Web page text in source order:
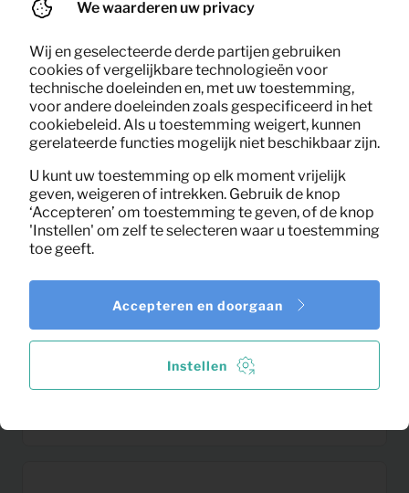
10,92
We waarderen uw privacy
Wij en geselecteerde derde partijen gebruiken
cookies of vergelijkbare technologieën voor
technische doeleinden en, met uw toestemming,
voor andere doeleinden zoals gespecificeerd in het
cookiebeleid. Als u toestemming weigert, kunnen
gerelateerde functies mogelijk niet beschikbaar zijn.
U kunt uw toestemming op elk moment vrijelijk
geven, weigeren of intrekken. Gebruik de knop
‘Accepteren’ om toestemming te geven, of de knop
'Instellen' om zelf te selecteren waar u toestemming
toe geeft.
Instellen
Accepteren en doorgaan